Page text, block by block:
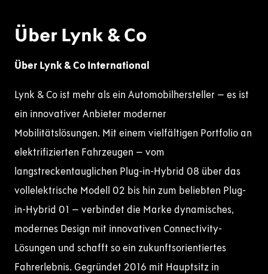
Über Lynk & Co
Über Lynk & Co International
Lynk & Co ist mehr als ein Automobilhersteller – es ist
ein innovativer Anbieter moderner
Mobilitätslösungen. Mit einem vielfältigen Portfolio an
elektrifizierten Fahrzeugen – vom
langstreckentauglichen Plug-in-Hybrid 08 über das
vollelektrische Modell 02 bis hin zum beliebten Plug-
in-Hybrid 01 – verbindet die Marke dynamisches,
modernes Design mit innovativen Connectivity-
Lösungen und schafft so ein zukunftsorientiertes
Fahrerlebnis. Gegründet 2016 mit Hauptsitz in